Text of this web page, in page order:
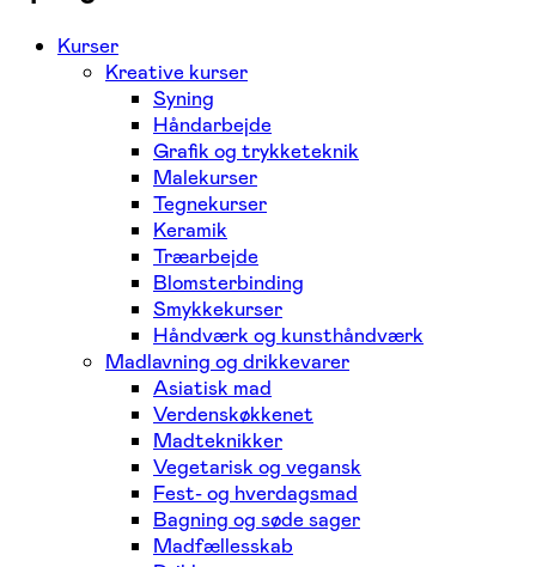
Kurser
Kreative kurser
Syning
Håndarbejde
Grafik og trykketeknik
Malekurser
Tegnekurser
Keramik
Træarbejde
Blomsterbinding
Smykkekurser
Håndværk og kunsthåndværk
Madlavning og drikkevarer
Asiatisk mad
Verdenskøkkenet
Madteknikker
Vegetarisk og vegansk
Fest- og hverdagsmad
Bagning og søde sager
Madfællesskab